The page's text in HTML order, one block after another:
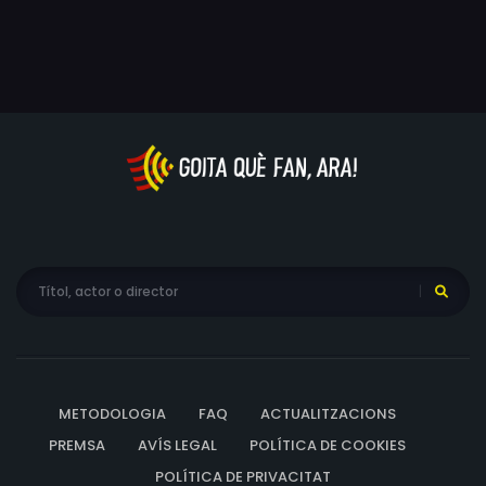
METODOLOGIA FAQ
ACTUALITZACIONS
PREMSA
AVÍS LEGAL
POLÍTICA DE COOKIES
POLÍTICA DE PRIVACITAT